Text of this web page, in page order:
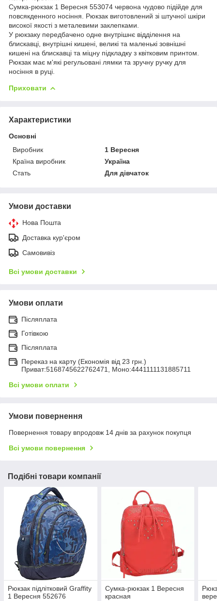
Сумка-рюкзак 1 Вересня 553074 червона чудово підійде для
повсякденного носіння. Рюкзак виготовлений зі штучної шкіри
високої якості з металевими заклепками.
У рюкзаку передбачено одне внутрішнє відділення на
блискавці, внутрішні кишені, великі та маленькі зовнішні
кишені на блискавці та міцну підкладку з квітковим принтом.
Рюкзак має м'які регульовані лямки та зручну ручку для
носіння в руці.
Приховати
Характеристики
Основні
Виробник
1 Вересня
Країна виробник
Україна
Стать
Для дівчаток
Умови доставки
Нова Пошта
Доставка кур'єром
Самовивіз
Всі умови доставки
Умови оплати
Післяплата
Готівкою
Післяплата
Переказ на карту (Економія від 23 грн.)
Приват:5168745622762471, Моно:4441111131885711
Всі умови оплати
Умови повернення
Повернення товару впродовж 14 днів за рахунок покупця
Всі умови повернення
Подібні товари компанії
Рюкзак підлітковий Graffity
1 Вересня 552676
Сумка-рюкзак 1 Вересня
красная